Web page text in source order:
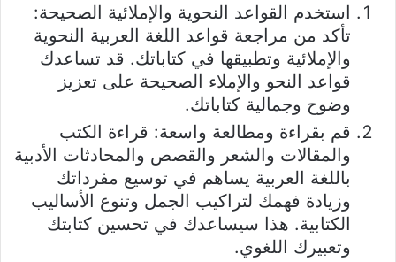
استخدم القواعد النحوية والإملائية الصحيحة:
تأكد من مراجعة قواعد اللغة العربية النحوية
والإملائية وتطبيقها في كتاباتك. قد تساعدك
قواعد النحو والإملاء الصحيحة على تعزيز
وضوح وجمالية كتاباتك.
قم بقراءة ومطالعة واسعة: قراءة الكتب
والمقالات والشعر والقصص والمحادثات الأدبية
باللغة العربية يساهم في توسيع مفرداتك
وزيادة فهمك لتراكيب الجمل وتنوع الأساليب
الكتابية. هذا سيساعدك في تحسين كتابتك
وتعبيرك اللغوي.